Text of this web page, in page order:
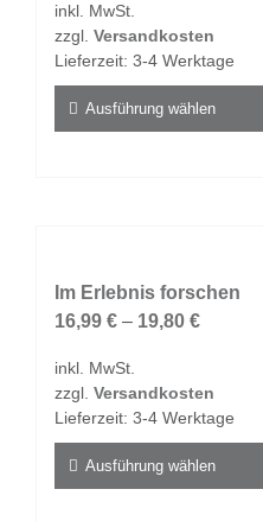
können
auf
Produktseite
gewählt
inkl. MwSt.
zzgl. Versandkosten
Lieferzeit: 3-4 Werktage
Ausführung wählen
auf.
Die
können
auf
Produktseite
gewählt
Im Erlebnis forschen
16,99 € – 19,80 €
inkl. MwSt.
zzgl. Versandkosten
Lieferzeit: 3-4 Werktage
Ausführung wählen